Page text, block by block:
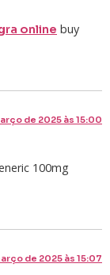
online buy
de 2025 às 15:00
100mg
de 2025 às 15:07